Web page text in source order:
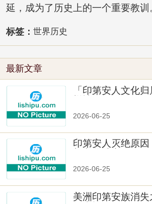
延，成为了历史上的一个重要教训
标签： 世界历史
最新文章
「印第安人文化
2026-06-25
印第安人灭绝原
2026-06-25
美洲印第安族消失